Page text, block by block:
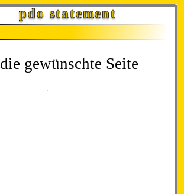
pdo statement
gewünschte Seite